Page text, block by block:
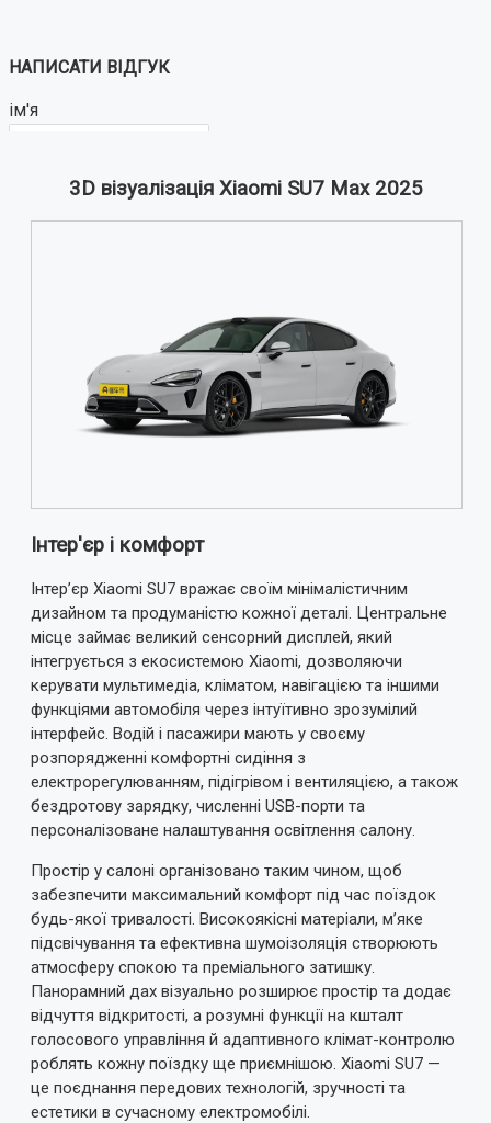
НАПИСАТИ ВІДГУК
ім'я
Ваш відгук:
HTML розмітка не підтримується!
Використовуйте звичайний текст.
Добре
3D візуалізація Xiaomi SU7 Max 2025
Інтер'єр і комфорт
Інтер’єр Xiaomi SU7 вражає своїм мінімалістичним
дизайном та продуманістю кожної деталі. Центральне
місце займає великий сенсорний дисплей, який
інтегрується з екосистемою Xiaomi, дозволяючи
керувати мультимедіа, кліматом, навігацією та іншими
функціями автомобіля через інтуїтивно зрозумілий
інтерфейс. Водій і пасажири мають у своєму
розпорядженні комфортні сидіння з
електрорегулюванням, підігрівом і вентиляцією, а також
бездротову зарядку, численні USB-порти та
персоналізоване налаштування освітлення салону.
Простір у салоні організовано таким чином, щоб
забезпечити максимальний комфорт під час поїздок
будь-якої тривалості. Високоякісні матеріали, м’яке
підсвічування та ефективна шумоізоляція створюють
атмосферу спокою та преміального затишку.
Панорамний дах візуально розширює простір та додає
відчуття відкритості, а розумні функції на кшталт
голосового управління й адаптивного клімат-контролю
роблять кожну поїздку ще приємнішою. Xiaomi SU7 —
це поєднання передових технологій, зручності та
естетики в сучасному електромобілі.